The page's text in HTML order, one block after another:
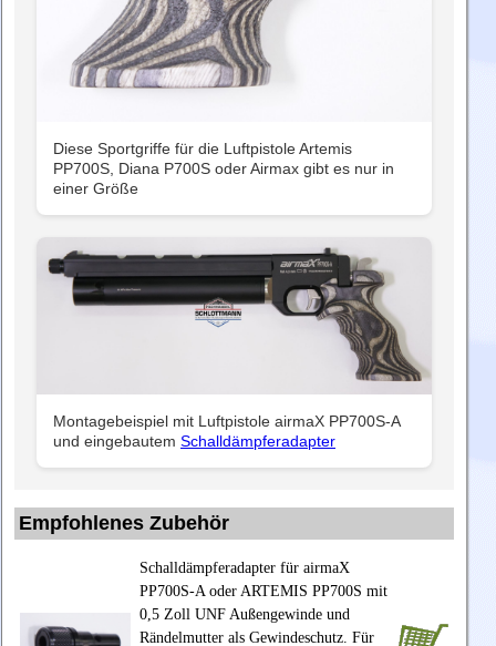
Diese Sportgriffe für die Luftpistole Artemis
PP700S, Diana P700S oder Airmax gibt es nur in
einer Größe
Montagebeispiel mit Luftpistole airmaX PP700S-A
und eingebautem Schalldämpferadapter
Empfohlenes Zubehör
Schalldämpferadapter für airmaX
PP700S-A oder ARTEMIS PP700S mit
0,5 Zoll UNF Außengewinde und
Rändelmutter als Gewindeschutz. Für